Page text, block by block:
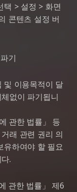
택 > 설정 > 화면
콘텐츠 설정 버
기
이용목적이 달
없이 파기됩니
관한 법률」 등
래 관련 권리 의
유하여야 할 필요
.
관한 법률」 제6